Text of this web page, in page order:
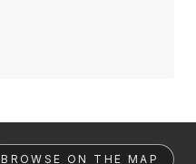
BROWSE ON THE MAP